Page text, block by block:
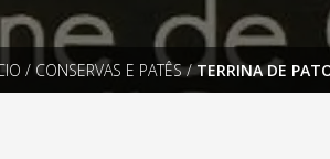
/ CONSERVAS E PATÊS/ TERRINA DE